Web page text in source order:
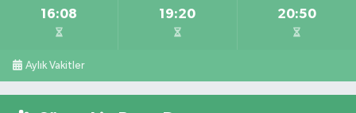
16:08 19:20 20:50
Aylık Vakitler